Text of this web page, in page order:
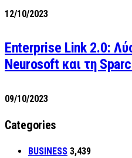
12/10/2023
Enterprise Link 2.0:
Neurosoft και τη
09/10/2023
Categories
BUSINESS 3,439